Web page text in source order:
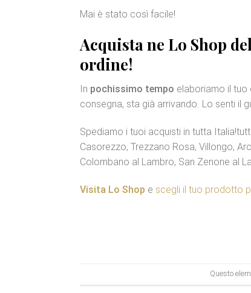
Mai è stato così facile!
Acquista ne Lo Shop
ordine!
In pochissimo tempo elaboriamo il tuo
consegna, sta già arrivando. Lo senti il
Spediamo i tuoi acquisti in tutta
Casorezzo, Trezzano Rosa, Villongo,
Colombano al Lambro, San Zenone al
Visita Lo Shop e scegli il tuo prodotto
Questo